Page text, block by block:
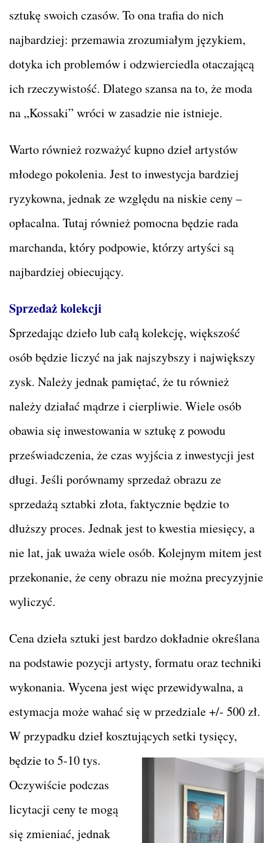
sztukę swoich czasów. To ona trafia do nich
najbardziej: przemawia zrozumiałym językiem,
dotyka ich problemów i odzwierciedla otaczającą
ich rzeczywistość. Dlatego szansa na to, że moda
na „Kossaki” wróci w zasadzie nie istnieje.
Warto również rozważyć kupno dzieł artystów
młodego pokolenia. Jest to inwestycja bardziej
ryzykowna, jednak ze względu na niskie ceny –
opłacalna. Tutaj również pomocna będzie rada
marchanda, który podpowie, którzy artyści są
najbardziej obiecujący.
Sprzedaż kolekcji
Sprzedając dzieło lub całą kolekcję, większość
osób będzie liczyć na jak najszybszy i największy
zysk. Należy jednak pamiętać, że tu również
należy działać mądrze i cierpliwie. Wiele osób
obawia się inwestowania w sztukę z powodu
przeświadczenia, że czas wyjścia z inwestycji jest
długi. Jeśli porównamy sprzedaż obrazu ze
sprzedażą sztabki złota, faktycznie będzie to
dłuższy proces. Jednak jest to kwestia miesięcy, a
nie lat, jak uważa wiele osób. Kolejnym mitem jest
przekonanie, że ceny obrazu nie można precyzyjnie
wyliczyć.
Cena dzieła sztuki jest bardzo dokładnie określana
na podstawie pozycji artysty, formatu oraz techniki
wykonania. Wycena jest więc przewidywalna, a
estymacja może wahać się w przedziale +/- 500 zł.
W przypadku dzieł kosztujących setki tysięcy,
będzie to 5-10 tys.
Oczywiście podczas
licytacji ceny te mogą
się zmieniać, jednak